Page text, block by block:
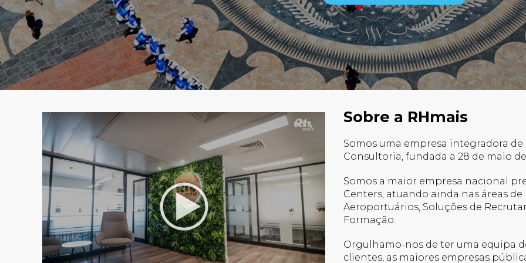
Sobre a RHmais
Somos uma empresa integradora de
Consultoria, fundada a 28 de maio de
Somos a maior empresa nacional
Centers, atuando ainda nas áreas
Aeroportuários, Soluções de
Formação.
Orgulhamo-nos de ter uma equipa
clientes, as maiores empresas